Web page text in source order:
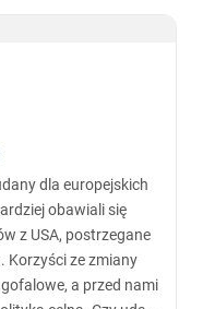
kluczową zmianę w
dla europejskich
obawiali się
z USA, postrzegane
Korzyści ze zmiany
a przed nami